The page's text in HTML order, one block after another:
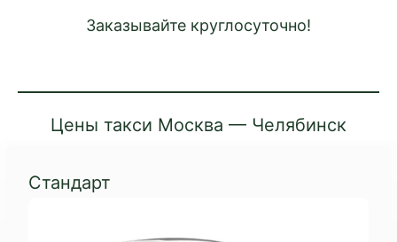
Заказывайте круглосуточно!
Цены такси Москва — Челябинск
Стандарт